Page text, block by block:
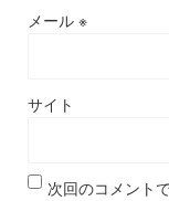
メール ※
サイト
次回のコメント